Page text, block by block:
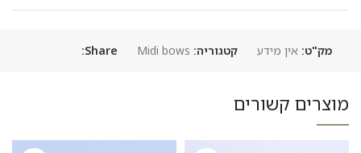
מק"ט: אין מידע קטגוריה: Midi bows
Share:
מוצרים קשורים